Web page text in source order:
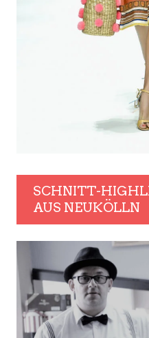
SCHNITT-
AUS NEUKÖLLN